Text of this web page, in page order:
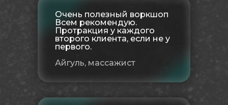
Очень полезный воркшоп
Всем рекомендую.
Протракция у каждого
второго клиента, если не у
первого.
Айгуль, массажист